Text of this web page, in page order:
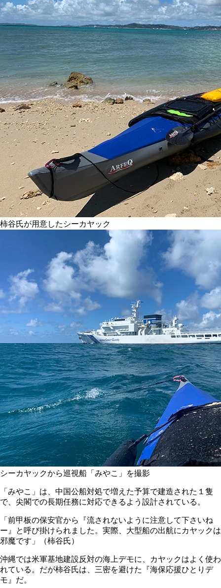
柿谷氏が用意したシーカヤック
シーカヤックから巡視船「みやこ」を撮影
「みやこ」は、中国公船対処で増えた予算で建造された１隻
で、尖閣での長期任務に対応できるよう設計されている。
「前甲板の保安官から『流されないように注意して下さいね
ー』と呼び掛けられました。実際、大型船の出航にカヤックは
邪魔です」（柿谷氏）
沖縄では米軍基地建設反対の海上デモに、カヤックはよく使わ
れている。だが柿谷氏は、三密を避けた『海保応援ひとりデ
モ』だ。